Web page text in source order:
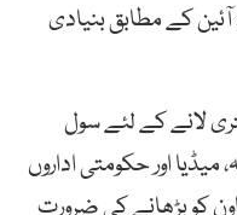
کے مطابق بنیادی
لانے کے لئے سول
میڈیا اور حکومتی اداروں
کو بڑھانے کی ضرورت